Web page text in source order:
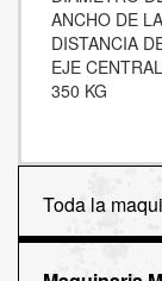
ANCHO DE
DISTANCIA
EJE
350 KG
Toda la